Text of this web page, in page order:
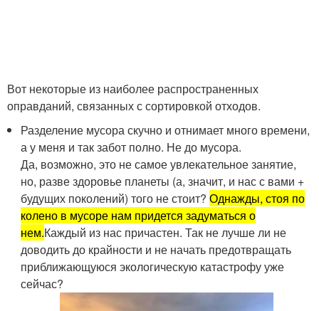
Вот некоторые из наиболее распространенных
оправданий, связанных с сортировкой отходов.
Разделение мусора скучно и отнимает много времени,
а у меня и так забот полно. Не до мусора.
Да, возможно, это не самое увлекательное занятие,
но, разве здоровье планеты (а, значит, и нас с вами +
будущих поколений) того не стоит?Однажды, стоя по
колено в мусоре нам придется задуматься о
нем.Каждый из нас причастен. Так не лучше ли не
доводить до крайности и не начать предотвращать
приближающуюся экологическую катастрофу уже
сейчас?